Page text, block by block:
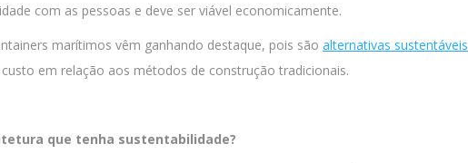
com as pessoas e deve ser viável economicamente.
marítimos vêm ganhando destaque, pois são alternativas sustentáveis
em relação aos métodos de construção tradicionais.
que tenha sustentabilidade?